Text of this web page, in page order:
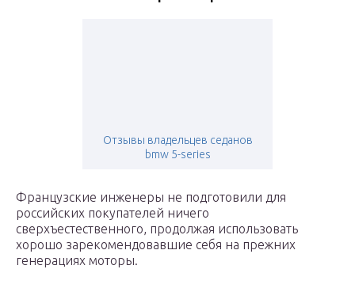
Отзывы владельцев седанов
bmw 5-series
Французские инженеры не подготовили для
российских покупателей ничего
сверхъестественного, продолжая использовать
хорошо зарекомендовавшие себя на прежних
генерациях моторы.